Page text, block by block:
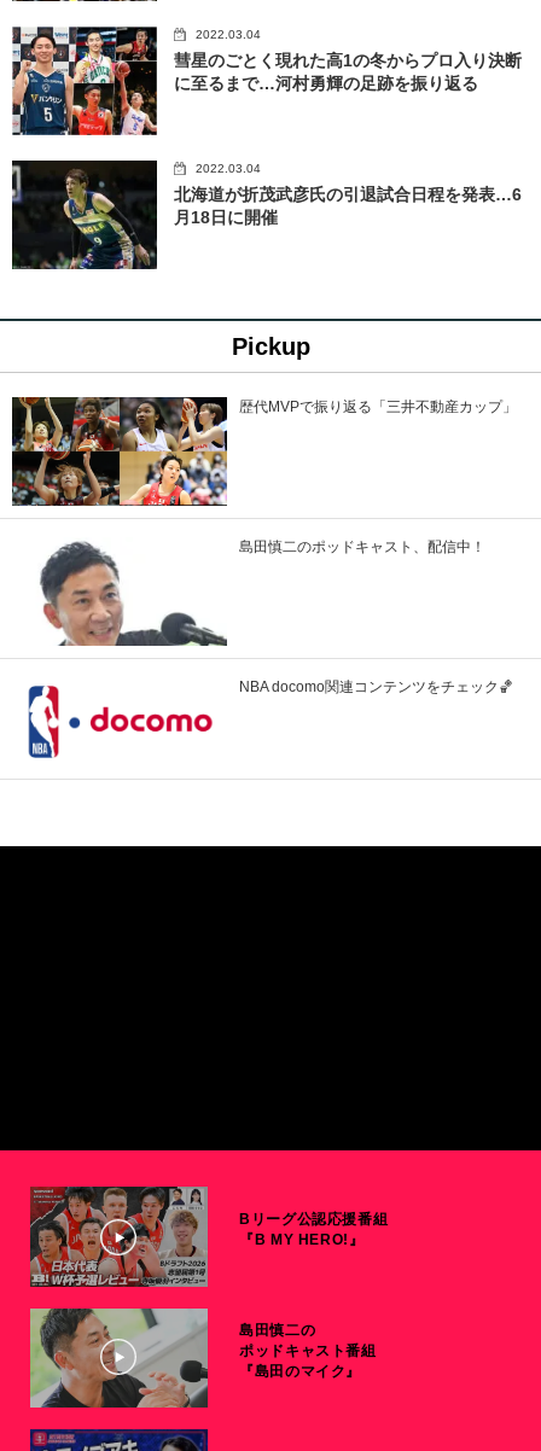
2022.03.04
彗星のごとく現れた高1の冬からプロ入り決断
に至るまで…河村勇輝の足跡を振り返る
2022.03.04
北海道が折茂武彦氏の引退試合日程を発表…6
月18日に開催
Pickup
歴代MVPで振り返る「三井不動産カップ」
島田慎二のポッドキャスト、配信中！
NBA docomo関連コンテンツをチェック🏀
Bリーグ公認応援番組
『B MY HERO!』
島田慎二の
ポッドキャスト番組
『島田のマイク』